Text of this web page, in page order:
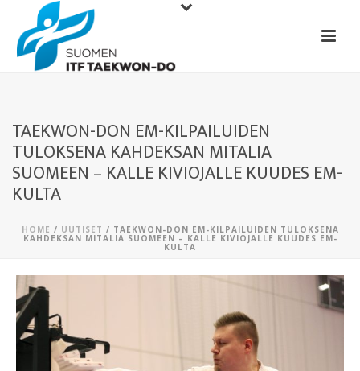
TAEKWON-DON EM-KILPAILUIDEN
TULOKSENA KAHDEKSAN MITALIA
SUOMEEN – KALLE KIVIOJALLE KUUDES EM-
KULTA
HOME / UUTISET / TAEKWON-DON EM-KILPAILUIDEN TULOKSENA
KAHDEKSAN MITALIA SUOMEEN – KALLE KIVIOJALLE KUUDES EM-
KULTA